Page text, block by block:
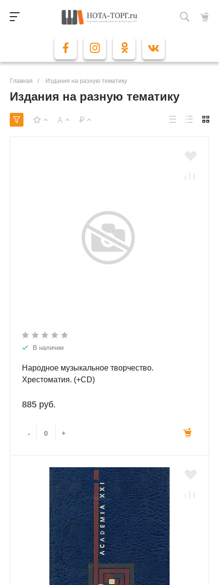
Главная / Издания на разную тематику
Издания на разную тематику
В наличии
Народное музыкальное творчество.
Хрестоматия. (+CD)
885 руб.
- +